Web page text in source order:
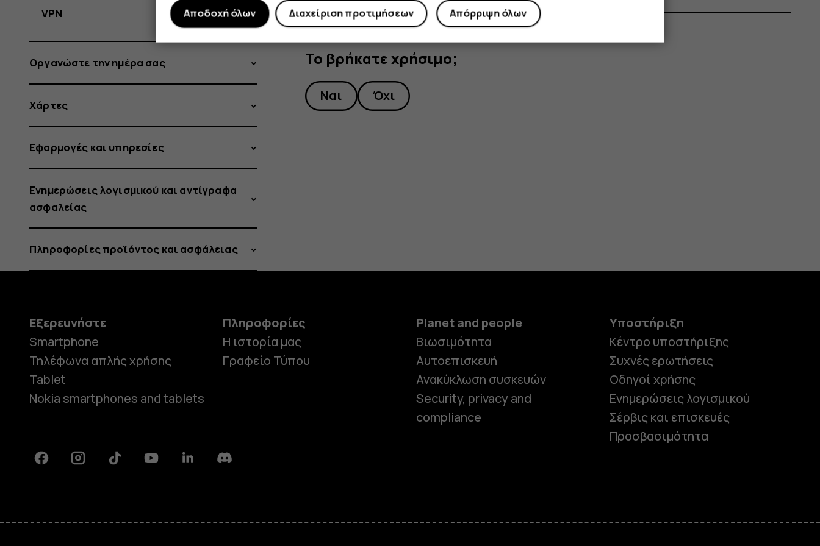
Το βρήκατε χρήσιμο;
Ναι Όχι
VPN
Οργανώστε την ημέρα σας
Χάρτες
Εφαρμογές και υπηρεσίες
Ενημερώσεις λογισμικού και αντίγραφα
ασφαλείας
Πληροφορίες προϊόντος και ασφάλειας
Εξερευνήστε
Smartphone
Τηλέφωνα απλής χρήσης
Tablet
Nokia smartphones and tablets
Πληροφορίες
Η ιστορία μας
Γραφείο Τύπου
Planet and people
Βιωσιμότητα
Αυτοεπισκευή
Ανακύκλωση συσκευών
Security, privacy and
compliance
Υποστήριξη
Κέντρο υποστήριξης
Συχνές ερωτήσεις
Οδηγοί χρήσης
Ενημερώσεις λογισμικού
Σέρβις και επισκευές
Προσβασιμότητα
FacebookInstagramTiktok YoutubeLinkedinDiscord
Απόρριψη όλων
Διαχείριση προτιμήσεων
Αποδοχή όλων